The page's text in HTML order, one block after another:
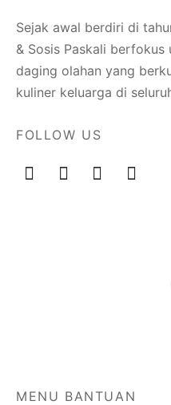
Sejak awal berdiri di
& Sosis Paskali
daging olahan yang
kuliner keluarga di
FOLLOW US
MENU BANTUAN